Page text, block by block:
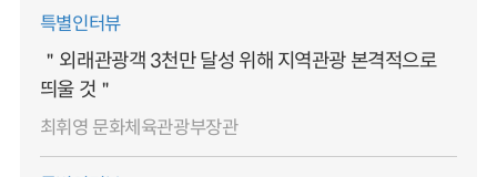
특별인터뷰
＂외래관광객 3천만 달성 위해 지역관광 본격적으로
띄울 것＂
최휘영 문화체육관광부장관